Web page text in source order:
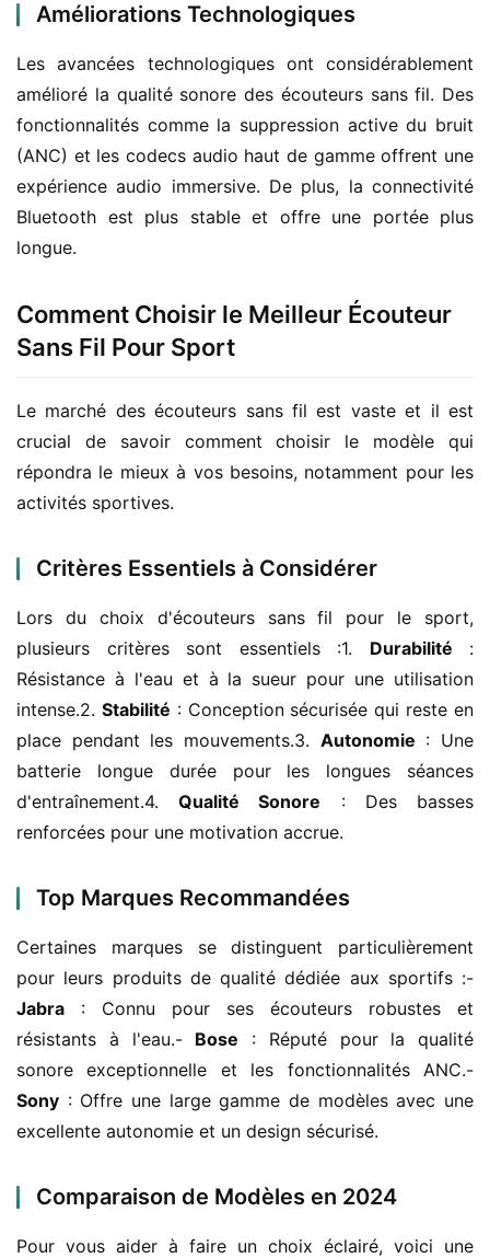
Améliorations Technologiques
Les avancées technologiques ont considérablement
amélioré la qualité sonore des écouteurs sans fil. Des
fonctionnalités comme la suppression active du bruit
(ANC) et les codecs audio haut de gamme offrent une
expérience audio immersive. De plus, la connectivité
Bluetooth est plus stable et offre une portée plus
longue.
Comment Choisir le Meilleur Écouteur
Sans Fil Pour Sport
Le marché des écouteurs sans fil est vaste et il est
crucial de savoir comment choisir le modèle qui
répondra le mieux à vos besoins, notamment pour les
activités sportives.
Critères Essentiels à Considérer
Lors du choix d'écouteurs sans fil pour le sport,
plusieurs critères sont essentiels :1. Durabilité :
Résistance à l'eau et à la sueur pour une utilisation
intense.2. Stabilité : Conception sécurisée qui reste en
place pendant les mouvements.3. Autonomie : Une
batterie longue durée pour les longues séances
d'entraînement.4. Qualité Sonore : Des basses
renforcées pour une motivation accrue.
Top Marques Recommandées
Certaines marques se distinguent particulièrement
Jabra : Connu pour ses écouteurs robustes et
résistants à l'eau.- Bose : Réputé pour la qualité
Sony : Offre une large gamme de modèles avec une
excellente autonomie et un design sécurisé.
Comparaison de Modèles en 2024
Pour vous aider à faire un choix éclairé, voici une